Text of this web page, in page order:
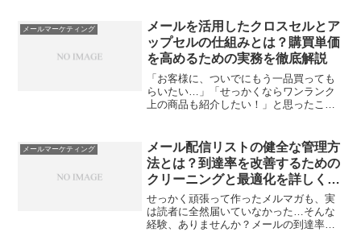
ありませんか？タイミングや中身を間違
えると、効果がないどころ...
メールマーケティング
メールを活用したクロスセルとア
ップセルの仕組みとは？購買単価
を高めるための実務を徹底解説
「お客様に、ついでにもう一品買っても
らいたい…」「せっかくならワンランク
上の商品も紹介したい！」と思ったこと
ければいいのか分からない…と悩む方も
多いはず。実はちょっとし...
メールマーケティング
メール配信リストの健全な管理方
法とは？到達率を改善するための
クリーニングと最適化を詳しく紹
介
せっかく頑張って作ったメルマガも、実
は読者に全然届いていなかった…そんな
経験、ありませんか？メールの到達率が